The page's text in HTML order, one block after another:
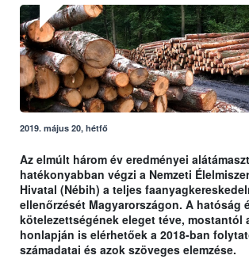
2019. május 20, hétfő
Az elmúlt három év eredményei
hatékonyabban végzi a Nemzeti
Hivatal (Nébih) a teljes
ellenőrzését Magyarországon. A hatóság
kötelezettségének eleget téve, mostantól
honlapján is elérhetőek a 2018-ban
számadatai és azok szöveges elemzése.